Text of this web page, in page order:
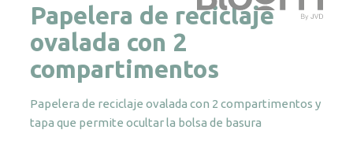
Papelera de reciclaje
ovalada con 2
compartimentos
Papelera de reciclaje ovalada con 2 compartimentos y
tapa que permite ocultar la bolsa de basura